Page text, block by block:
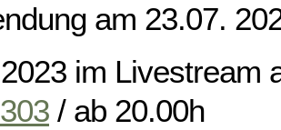
am 23.07.
im Livestream
/ ab 20.00h